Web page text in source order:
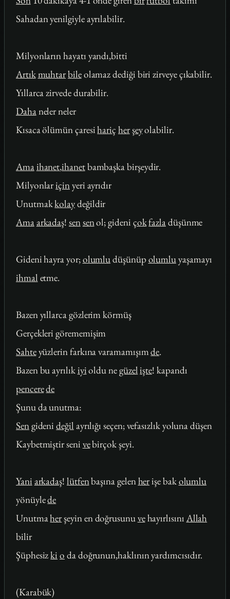
Sahadan yenilgiyle ayrılabilir.
Milyonların hayatı yandı,bitti
Artıkmuhtarbileolamaz dediği biri zirveye çıkabilir.
Yıllarca zirvede durabilir.
Dahaneler neler
Kısaca ölümün çaresihariç herşeyolabilir.
Amaihanet,ihanetbambaşka birşeydir.
Milyonlariçinyeri ayrıdır
Unutmakkolaydeğildir
Amaarkadaş!sensenol; gideni çokfazladüşünme
Gideni hayra yor;olumludüşünüpolumluyaşamayı
ihmal etme.
Bazen yıllarca gözlerim körmüş
Gerçekleri görememişim
Sahteyüzlerin farkına varamamışımde.
Bazen bu ayrılıkiyioldu negüzelişte! kapandı
pencerede
Şunu da unutma:
Sengidenideğil ayrılığı seçen; vefasızlık yoluna düşen
Kaybetmiştir seni vebirçok şeyi.
Yani arkadaş! lütfenbaşına gelenherişe bakolumlu
yönüylede
Unutmaherşeyin en doğrusunuvehayırlısını Allah
bilir
Şüphesizki o da doğrunun,haklının yardımcısıdır.
(Karabük)